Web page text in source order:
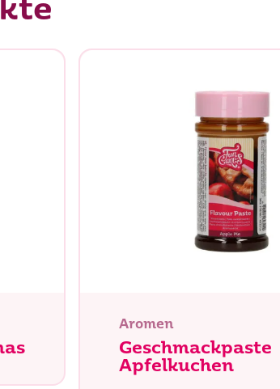
suchen Sie?
Aromen
Geschmackpaste
Apfelkuchen